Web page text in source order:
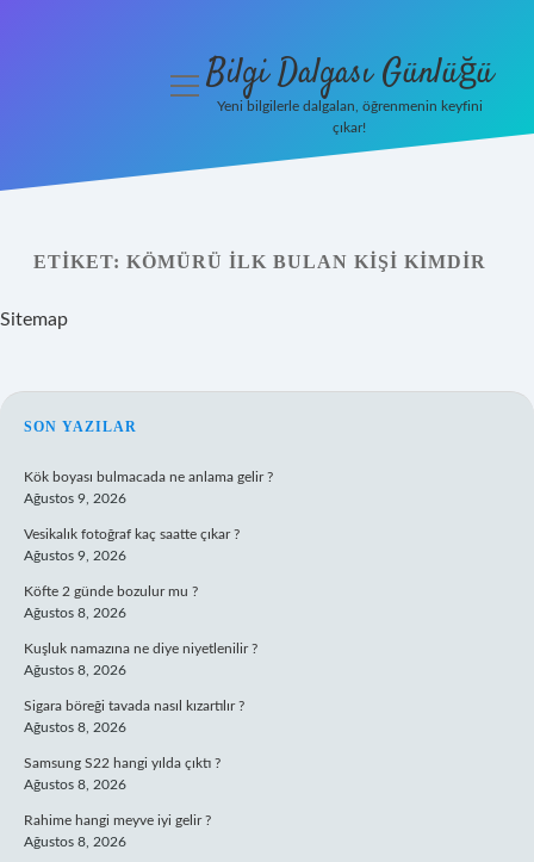
menüyüBilgi Dalgası Günlüğü
Yeni bilgilerle dalgalan, öğrenmenin keyfini
çıkar!
ETIKET: KÖMÜRÜ ILK BULAN KIŞI KIMDIR
Sitemap
SIDEBAR
SON YAZILAR
Kök boyası bulmacada ne anlama gelir ?
Ağustos 9, 2026
Vesikalık fotoğraf kaç saatte çıkar ?
Ağustos 9, 2026
Köfte 2 günde bozulur mu ?
Ağustos 8, 2026
Kuşluk namazına ne diye niyetlenilir ?
Ağustos 8, 2026
Sigara böreği tavada nasıl kızartılır ?
Ağustos 8, 2026
Samsung S22 hangi yılda çıktı ?
Ağustos 8, 2026
Rahime hangi meyve iyi gelir ?
Ağustos 8, 2026